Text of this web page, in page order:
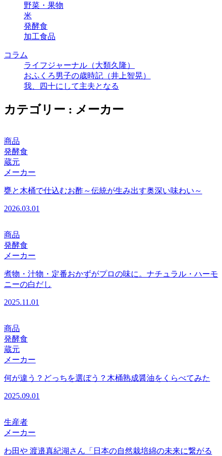
野菜・果物
米
発酵食
加工食品
コラム
ライフジャーナル（大類久隆）
おふくろ男子の歳時記（井上智晃）
我、四十にして主夫となる
カテゴリー : メーカー
商品
発酵食
蔵元
メーカー
甕と木桶で仕込むお酢～伝統が生み出す奥深い味わい～
2026.03.01
商品
発酵食
メーカー
煮物・汁物・定番おかずがプロの味に。ナチュラル・ハーモ
ニーの白だし
2025.11.01
商品
発酵食
蔵元
メーカー
何が違う？どっちを選ぼう？木桶熟成醤油をくらべてみた
2025.09.01
生産者
メーカー
わ田や 渡邉真紀湖さん「日本の自然栽培綿の未来に繋がる